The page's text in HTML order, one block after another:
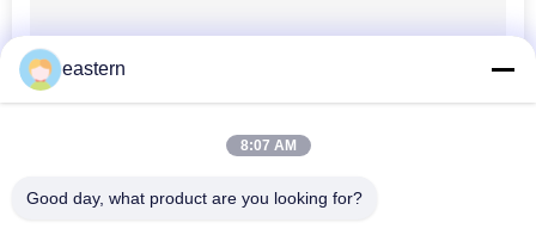
eastern
8:07 AM
Good day, what product are you looking for?